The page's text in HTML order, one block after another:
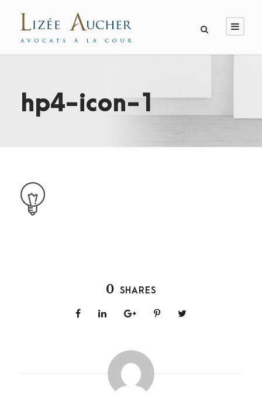
hp4-icon-1
0 SHARES